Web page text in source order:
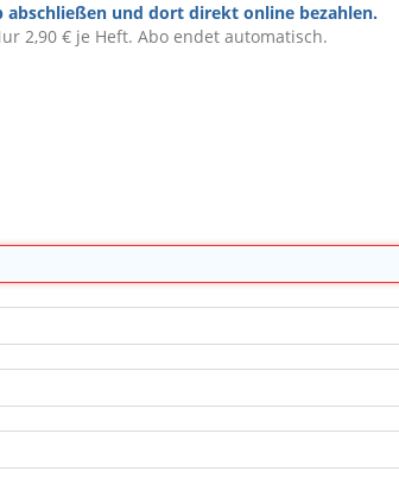
abschließen und dort direkt online bezahlen.
2,90 € je Heft. Abo endet automatisch.